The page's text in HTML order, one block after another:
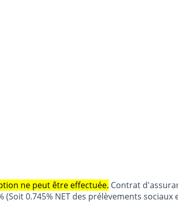
ne peut être effectuée. Contrat
0.745% NET des prélèvements sociaux